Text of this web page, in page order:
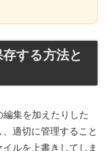
する方法と
集を加えたりした
適切に管理すること
ルを上書きしてしま